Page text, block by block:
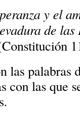
y el
de las
las palabras
con las que